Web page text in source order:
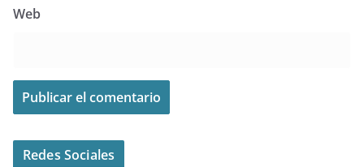
Web
Redes Sociales